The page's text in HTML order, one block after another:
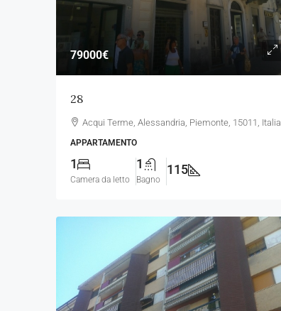
79000€
28
Acqui Terme, Alessandria, Piemonte, 15011, Italia
APPARTAMENTO
1
Camera da letto
1
Bagno
115